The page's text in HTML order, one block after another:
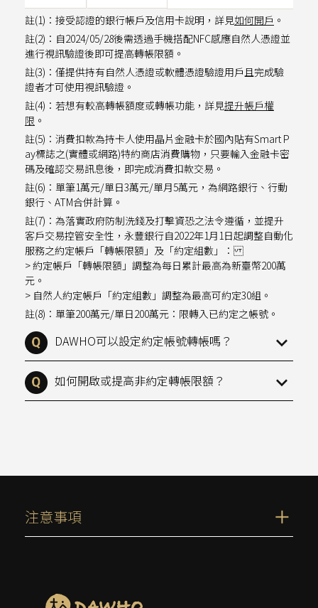
註(1)：接受認證的銀行帳戶及信用卡說明，詳見如何開戶 。
註(2)：自2024/05/28後需透過手機搭配NFC感應自然人憑證並
進行視訊驗證後即可提高轉帳限額。
註(3)：僅提供持有自然人憑證或軟體憑證驗證用戶且完成驗
證者才可使用視訊驗證。
註(4)：若想有較高轉帳額度或轉帳功能，詳見提升帳戶權
限 。
註(5)：消費扣款為持卡人使用晶片金融卡於國內貼有Smart P
ay標誌之(實體或網路)特約商店消費購物，只要輸入金融卡密
碼及確認交易訊息後，即完成消費扣款交易。
註(6)：單筆1萬元/單日3萬元/單月5萬元，為網路銀行、行動
銀行、ATM合併計算。
註(7)：為落實政府防制洗錢及打擊資恐之法令遵循，並提升
客戶交易控管安全性，永豐銀行自2022年1月1日起調整自動化
服務之約定帳戶「轉帳限額」及「約定組數」：
> 約定帳戶「轉帳限額」調整為每日累計最高為新臺幣200萬
元。
> 自然人約定帳戶「約定組數」調整為最高可約定30組。
註(8)：單筆200萬元/單日200萬元：限轉入已約定之帳號。
DAWHO可以設定約定帳號轉帳嗎？
如何開啟或提高非約定轉帳限額？
注意事項